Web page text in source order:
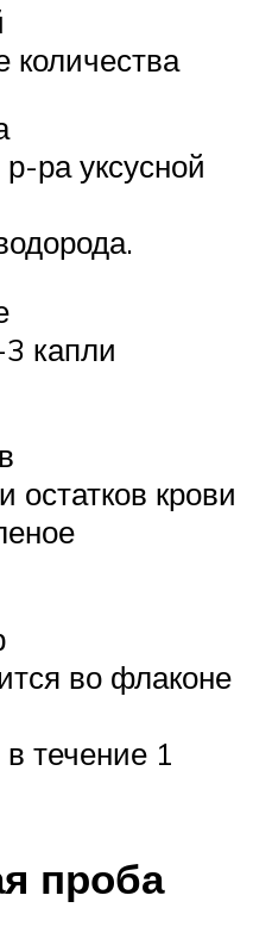
ра уксусной
капли
крови
во флаконе
течение 1
проба